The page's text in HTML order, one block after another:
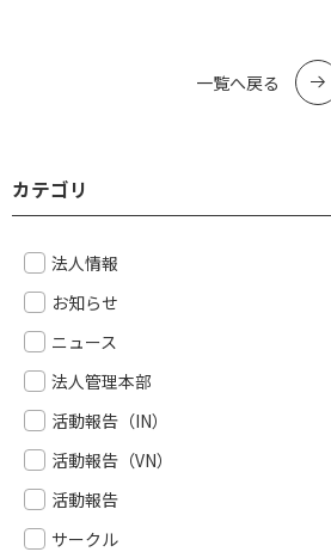
一覧へ戻る
カテゴリ
法人情報
お知らせ
ニュース
法人管理本部
活動報告（IN）
活動報告（VN）
活動報告
サークル